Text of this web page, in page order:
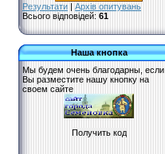
Результати | Архів опитувань
Всього відповідей: 61
Наша кнопка
Мы будем очень благодарны, если
Вы разместите нашу кнопку на
своем сайте